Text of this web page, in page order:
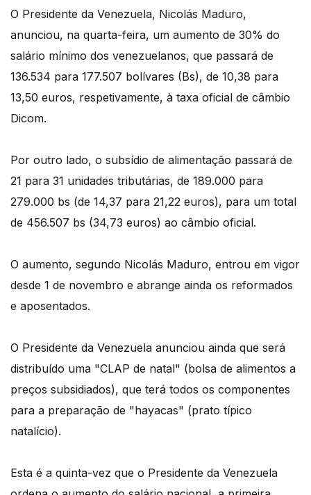
O Presidente da Venezuela, Nicolás Maduro,
anunciou, na quarta-feira, um aumento de 30% do
salário mínimo dos venezuelanos, que passará de
136.534 para 177.507 bolívares (Bs), de 10,38 para
13,50 euros, respetivamente, à taxa oficial de câmbio
Dicom.
Por outro lado, o subsídio de alimentação passará de
21 para 31 unidades tributárias, de 189.000 para
279.000 bs (de 14,37 para 21,22 euros), para um total
de 456.507 bs (34,73 euros) ao câmbio oficial.
O aumento, segundo Nicolás Maduro, entrou em vigor
desde 1 de novembro e abrange ainda os reformados
e aposentados.
O Presidente da Venezuela anunciou ainda que será
distribuído uma "CLAP de natal" (bolsa de alimentos a
preços subsidiados), que terá todos os componentes
para a preparação de "hayacas" (prato típico
natalício).
Esta é a quinta-vez que o Presidente da Venezuela